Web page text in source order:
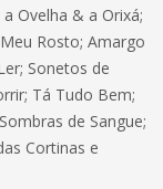
Ovelha & a Orixá;
Rosto; Amargo
Sonetos de
Tá Tudo Bem;
de Sangue;
Cortinas e